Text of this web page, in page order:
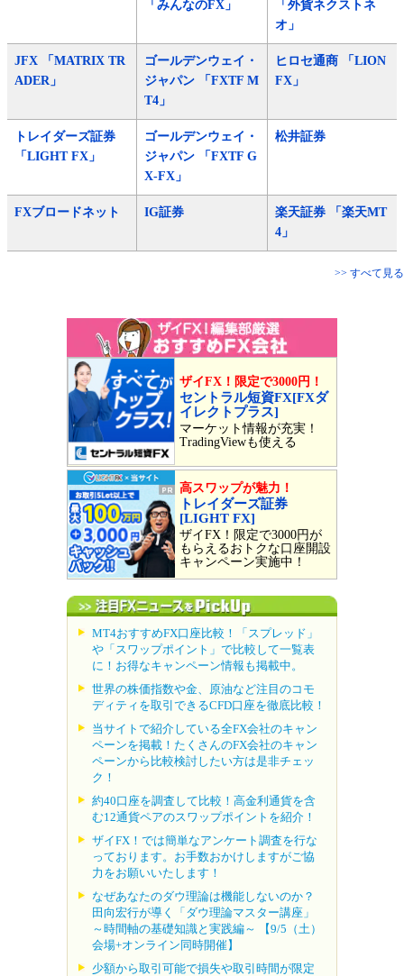
「みんなのFX」
「外貨ネクストネ
オ」
JFX 「MATRIX TR
ADER」
ゴールデンウェイ・
ジャパン 「FXTF M
T4」
ヒロセ通商 「LION
FX」
トレイダーズ証券
「LIGHT FX」
ゴールデンウェイ・
ジャパン 「FXTF G
X-FX」
松井証券
FXブロードネット IG証券
楽天証券 「楽天MT
4」
>> すべて見る
ザイFX！限定で3000円！
セントラル短資FX[FXダ
イレクトプラス]
マーケット情報が充実！
TradingViewも使える
高スワップが魅力！
トレイダーズ証券
[LIGHT FX]
ザイFX！限定で3000円が
もらえるおトクな口座開設
キャンペーン実施中！
MT4おすすめFX口座比較！「スプレッド」
や「スワップポイント」で比較して一覧表
に！お得なキャンペーン情報も掲載中。
世界の株価指数や金、原油など注目のコモ
ディティを取引できるCFD口座を徹底比較！
当サイトで紹介している全FX会社のキャン
ペーンを掲載！たくさんのFX会社のキャン
ペーンから比較検討したい方は是非チェッ
ク！
約40口座を調査して比較！高金利通貨を含
む12通貨ペアのスワップポイントを紹介！
ザイFX！では簡単なアンケート調査を行な
っております。お手数おかけしますがご協
力をお願いいたします！
なぜあなたのダウ理論は機能しないのか？
田向宏行が導く「ダウ理論マスター講座」
～時間軸の基礎知識と実践編～ 【9/5（土）
会場+オンライン同時開催】
少額から取引可能で損失や取引時間が限定